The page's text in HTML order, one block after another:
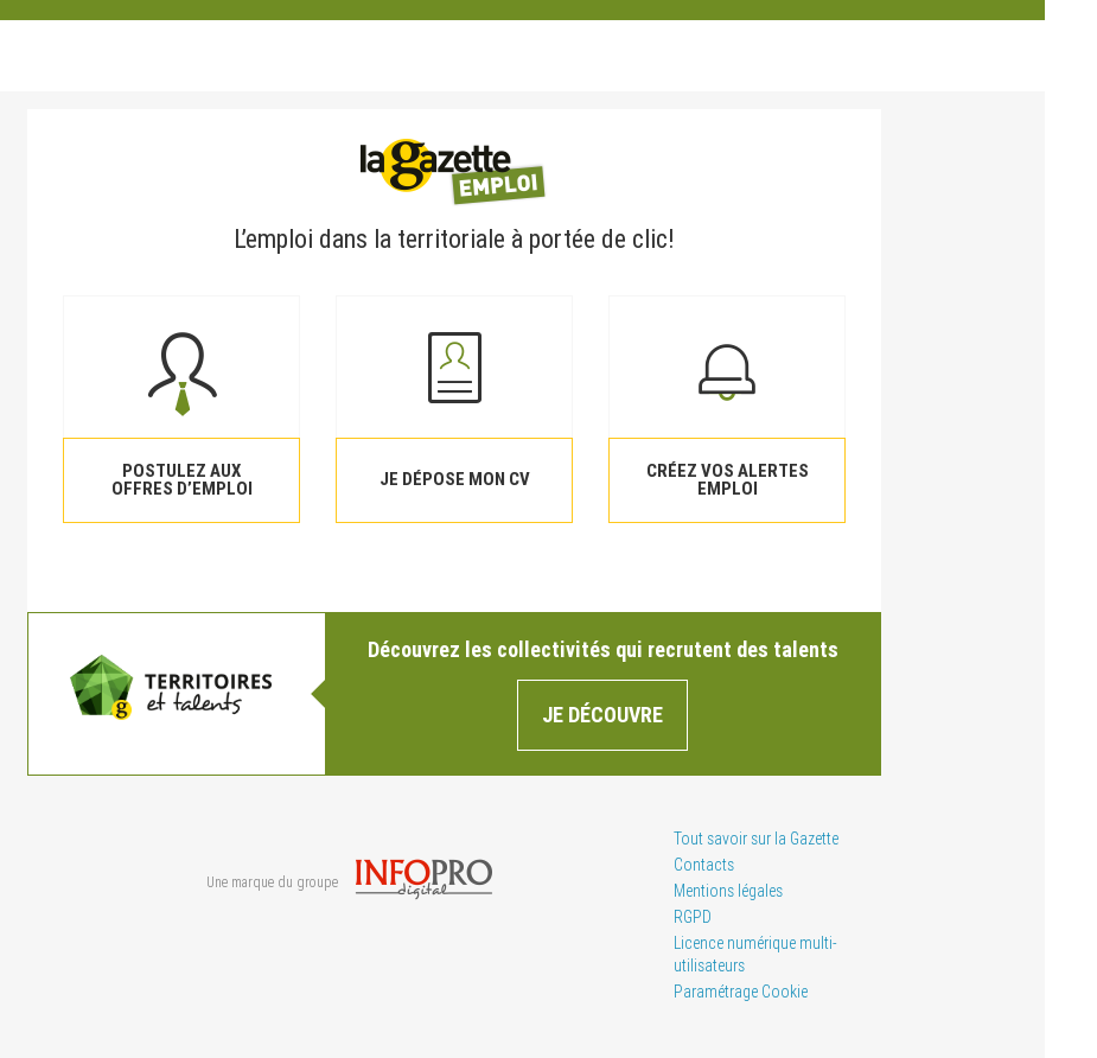
L’emploi dans la territoriale à portée de clic!
POSTULEZ AUX
OFFRES D’EMPLOI
JE DÉPOSE MON CV
CRÉEZ VOS ALERTES
EMPLOI
Découvrez les collectivités qui recrutent des talents
JE DÉCOUVRE
Une marque du groupe
Tout savoir sur la Gazette
Contacts
Mentions légales
RGPD
Licence numérique multi-
utilisateurs
Paramétrage Cookie